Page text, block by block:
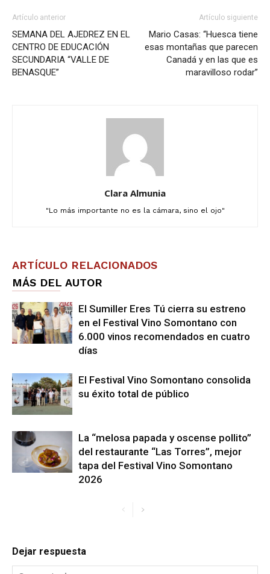
Artículo anterior
SEMANA DEL AJEDREZ EN EL
CENTRO DE EDUCACIÓN
SECUNDARIA “VALLE DE
BENASQUE”
Artículo siguiente
Mario Casas: “Huesca tiene
esas montañas que parecen
Canadá y en las que es
maravilloso rodar”
Clara Almunia
"Lo más importante no es la cámara, sino el ojo"
ARTÍCULO RELACIONADOS
MÁS DEL AUTOR
El Sumiller Eres Tú cierra su estreno
en el Festival Vino Somontano con
6.000 vinos recomendados en cuatro
días
El Festival Vino Somontano consolida
su éxito total de público
La “melosa papada y oscense pollito”
del restaurante “Las Torres”, mejor
tapa del Festival Vino Somontano
2026
Dejar respuesta